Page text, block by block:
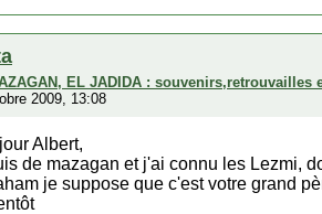
EL JADIDA : souvenirs,retrouvailles
2009, 13:08
Albert,
de mazagan et j'ai connu les Lezmi,
je suppose que c'est votre grand